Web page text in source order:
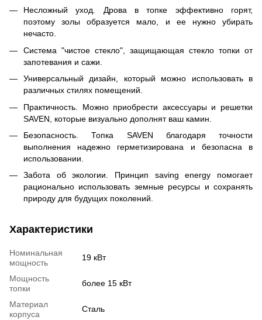
Несложный уход. Дрова в топке эффективно горят,
поэтому золы образуется мало, и ее нужно убирать
нечасто.
Система "чистое стекло", защищающая стекло топки от
запотевания и сажи.
Универсальный дизайн, который можно использовать в
различных стилях помещений.
Практичность. Можно приобрести аксессуары и решетки
SAVEN, которые визуально дополнят ваш камин.
Безопасность. Топка SAVEN благодаря точности
выполнения надежно герметизирована и безопасна в
использовании.
Забота об экологии. Принцип saving energy помогает
рационально использовать земные ресурсы и сохранять
природу для будущих поколений.
Характеристики
Номинальная
мощность
19 кВт
Мощность
топки
более 15 кВт
Материал
корпуса
Сталь